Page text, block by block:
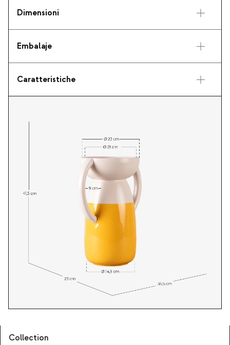
Dimensioni
Embalaje
Caratteristiche
Collection